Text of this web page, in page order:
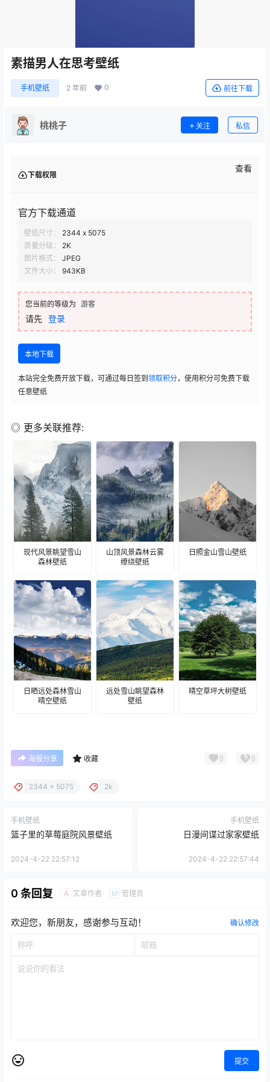
素描男人在思考壁纸
手机壁纸 2 年前 0 前往下载
桃桃子 关注 私信
下载权限
查看
官方下载通道
壁纸尺寸：
2344 x 5075
质量分级：
2K
图片格式：
JPEG
文件大小：
943KB
您当前的等级为 游客
请先 登录
本地下载
本站完全免费开放下载，可通过每日签到 领取积分，使用积分可免费下载
任意壁纸
◎ 更多关联推荐:
现代风景眺望雪山
森林壁纸
山顶风景森林云雾
缭绕壁纸
日照金山雪山壁纸
日晒远处森林雪山
晴空壁纸
远处雪山眺望森林
壁纸
晴空草坪大树壁纸
海报分享 收藏 0 0
2344 x 5075 2k
手机壁纸
篮子里的草莓庭院风景壁纸
2024-4-22 22:57:12
手机壁纸
日漫间谍过家家壁纸
2024-4-22 22:57:44
0 条回复 A 文章作者 M 管理员
欢迎您，新朋友，感谢参与互动！ 确认修改
提交